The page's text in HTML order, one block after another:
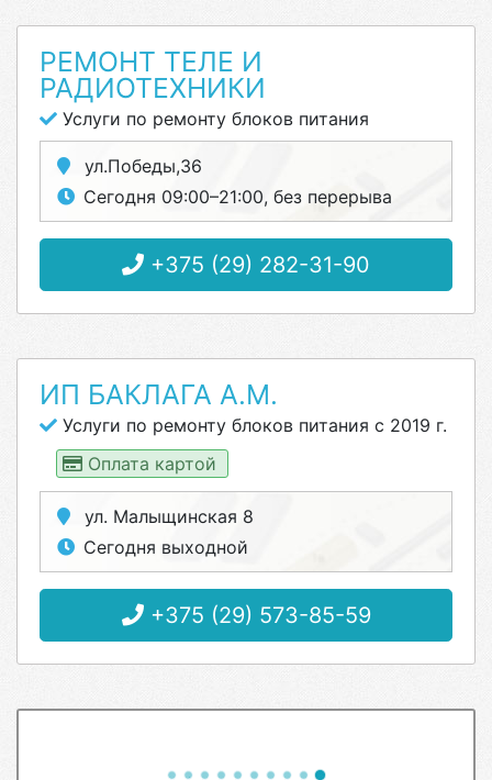
РЕМОНТ ТЕЛЕ И
РАДИОТЕХНИКИ
Услуги по ремонту блоков питания
ул.Победы,36
Сегодня 09:00–21:00, без перерыва
+375 (29) 282-31-90
ИП БАКЛАГА А.М.
Услуги по ремонту блоков питания с 2019 г.
Оплата картой
ул. Малыщинская 8
Сегодня выходной
+375 (29) 573-85-59